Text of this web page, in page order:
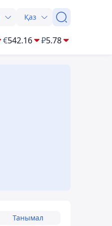
Қаз
€542.16 ₽5.78
Танымал